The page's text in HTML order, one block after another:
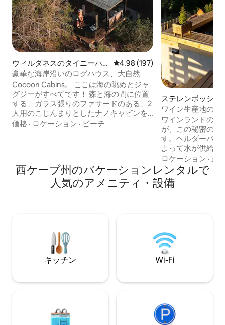
ウィルダネスのタイニーハ
ウス
レビュー197件、5つ星中4.98つ
4.98 (197)
豪華な海岸沿いのログハウス、大自然
Cocoon Cabins。 ここは海の眺めとジャ
グジーがすべてです！ 森と海の間に位置
する、ガラス張りのファサードのある、2
人用のこじんまりとしたナノキャビンを
お楽しみください。クイーンベッド、コ
屋外エリアが複数あります。屋外シャワ
ーから人目につかない焚き火台まで、魔
法のような演出がたくさんあります。 ベ
価格 · ロケーション · ビーチ
ステレンボッシュ
テイ
ワイン生産地の中
です。
ワインランドの中
が、この秘密の宝
す。ヘルダーバー
よって水が供給さ
薪で給湯する浴槽
家的な宿泊先です
Valley、Avontuur
ウンテンバイクの
り、ダムでは水泳
を楽しめます。
ロケーション ·家
西ケープ州のバケーションレンタルで
人気のアメニティ・設備
キッチン Wi-Fi